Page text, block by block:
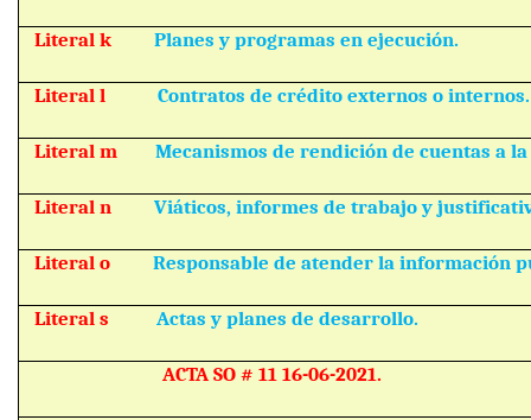
Literal k Planes y programas en ejecución.
Literal l Contratos de crédito externos o internos.
Literal m Mecanismos de rendición de cuentas a
Literal n Viáticos, informes de trabajo y
Literal o Responsable de atender la información
Literal s Actas y planes de desarrollo.
ACTA SO # 11 16-06-2021.